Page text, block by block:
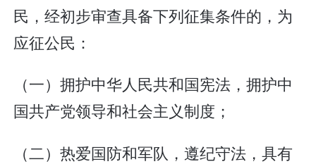
民，经初步审查具备下列征集条件的，为
应征公民：
（一）拥护中华人民共和国宪法，拥护中
国共产党领导和社会主义制度；
（二）热爱国防和军队，遵纪守法，具有